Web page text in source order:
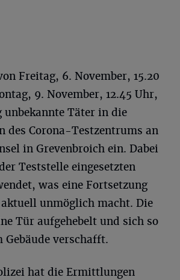
Freitag, 6. November, 15.20
9. November, 12.45 Uhr,
unbekannte Täter in die
des Corona-Testzentrums an
in Grevenbroich ein. Dabei
Teststelle eingesetzten
was eine Fortsetzung
unmöglich macht. Die
Tür aufgehebelt und sich so
Gebäude verschafft.
hat die Ermittlungen